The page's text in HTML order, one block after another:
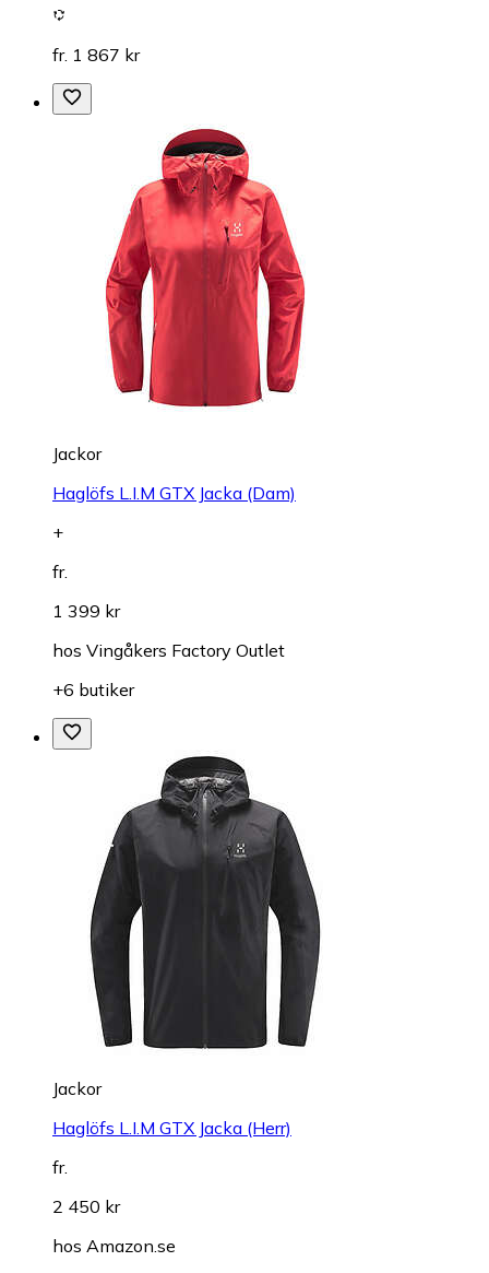
fr. 1 867 kr
Jackor
Haglöfs L.I.M GTX Jacka (Dam)
+
fr.
1 399 kr
hos Vingåkers Factory Outlet
+6 butiker
Jackor
Haglöfs L.I.M GTX Jacka (Herr)
fr.
2 450 kr
hos Amazon.se